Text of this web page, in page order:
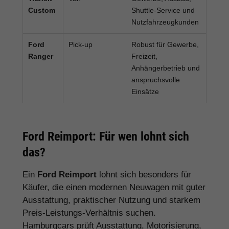
Custom
Shuttle-Service und
Nutzfahrzeugkunden
Ford
Ranger
Pick-up
Robust für Gewerbe,
Freizeit,
Anhängerbetrieb und
anspruchsvolle
Einsätze
Ford Reimport: Für wen lohnt sich
das?
Ein Ford Reimport lohnt sich besonders für
Käufer, die einen modernen Neuwagen mit guter
Ausstattung, praktischer Nutzung und starkem
Preis-Leistungs-Verhältnis suchen.
Hamburgcars prüft Ausstattung, Motorisierung,